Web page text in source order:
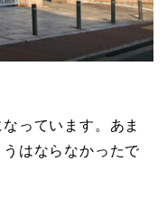
っています。あま
はならなかったで